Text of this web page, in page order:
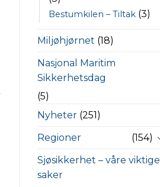
Bestumkilen – Tiltak(3)
Miljøhjørnet (18)
Nasjonal Maritim
Sikkerhetsdag
(5)
Nyheter(251)
Regioner
(154)
Sjøsikkerhet – våre viktige
saker